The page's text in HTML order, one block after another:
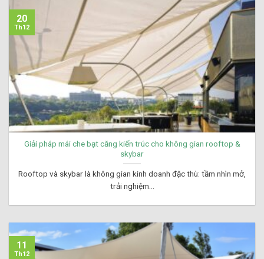
Giải pháp mái che bạt căng kiến trúc cho không gian rooftop &
skybar
Rooftop và skybar là không gian kinh doanh đặc thù: tầm nhìn mở,
trải nghiệm...
20
Th12
11
Th12